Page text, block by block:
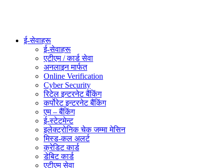
ई-सेवाहरू
ई-सेवाहरू
एटीएम / कार्ड सेवा
अनलाइन मार्फत
Online Verification
Cyber Security
रिटेल इन्टरनेट बैंकिंग
कर्पोरेट इन्टरनेट बैंकिंग
एम – बैंकिंग
ई-स्टेटमेन्ट
इलेक्ट्रोनिक चेक जम्मा मेसिन
मिस्ड-कल अलर्ट
क्रेडिट कार्ड
डेबिट कार्ड
एटीएम सेवा